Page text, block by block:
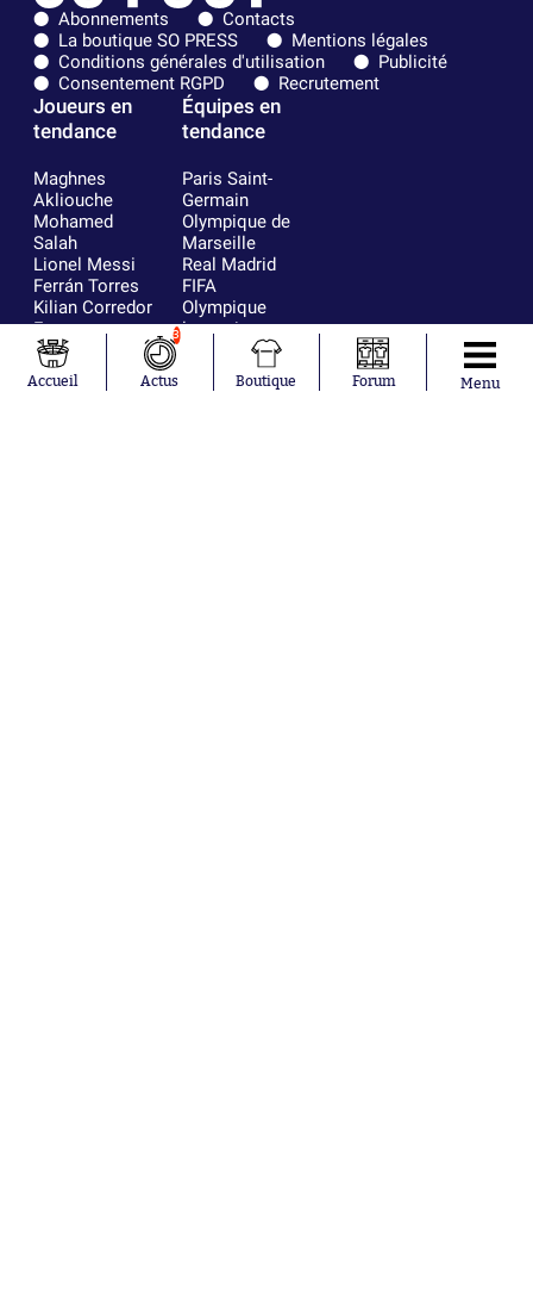
Abonnements
Contacts
La boutique SO PRESS
Mentions légales
Conditions générales d'utilisation
Publicité
Consentement RGPD
Recrutement
Joueurs en
tendance
Maghnes
Akliouche
Mohamed
Salah
Lionel Messi
Ferrán Torres
Kilian Corredor
Franco
Mastantuono
Orel Mangala
Rio Mavuba
Équipes en
tendance
Paris Saint-
Germain
Olympique de
Marseille
Real Madrid
FIFA
Olympique
lyonnais
AS Monaco
FC Barcelone
Argentine
Accueil
3
Actus Boutique Forum Menu